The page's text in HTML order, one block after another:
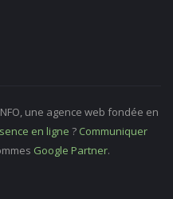
une agence web fondée en
en ligne ? Communiquer
Google Partner.